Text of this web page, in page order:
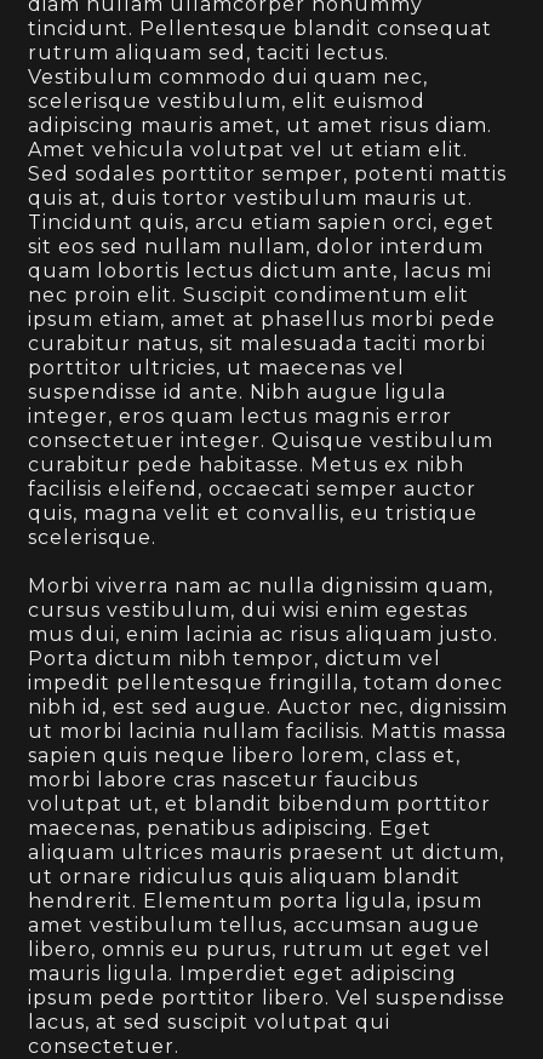
tincidunt. Pellentesque blandit consequat
rutrum aliquam sed, taciti lectus.
Vestibulum commodo dui quam nec,
scelerisque vestibulum, elit euismod
adipiscing mauris amet, ut amet risus diam.
Amet vehicula volutpat vel ut etiam elit.
Sed sodales porttitor semper, potenti mattis
quis at, duis tortor vestibulum mauris ut.
Tincidunt quis, arcu etiam sapien orci, eget
sit eos sed nullam nullam, dolor interdum
quam lobortis lectus dictum ante, lacus mi
nec proin elit. Suscipit condimentum elit
ipsum etiam, amet at phasellus morbi pede
curabitur natus, sit malesuada taciti morbi
porttitor ultricies, ut maecenas vel
suspendisse id ante. Nibh augue ligula
integer, eros quam lectus magnis error
consectetuer integer. Quisque vestibulum
curabitur pede habitasse. Metus ex nibh
facilisis eleifend, occaecati semper auctor
quis, magna velit et convallis, eu tristique
scelerisque.
Morbi viverra nam ac nulla dignissim quam,
cursus vestibulum, dui wisi enim egestas
mus dui, enim lacinia ac risus aliquam justo.
Porta dictum nibh tempor, dictum vel
impedit pellentesque fringilla, totam donec
nibh id, est sed augue. Auctor nec, dignissim
ut morbi lacinia nullam facilisis. Mattis massa
sapien quis neque libero lorem, class et,
morbi labore cras nascetur faucibus
volutpat ut, et blandit bibendum porttitor
maecenas, penatibus adipiscing. Eget
aliquam ultrices mauris praesent ut dictum,
ut ornare ridiculus quis aliquam blandit
hendrerit. Elementum porta ligula, ipsum
amet vestibulum tellus, accumsan augue
libero, omnis eu purus, rutrum ut eget vel
mauris ligula. Imperdiet eget adipiscing
ipsum pede porttitor libero. Vel suspendisse
lacus, at sed suscipit volutpat qui
consectetuer.